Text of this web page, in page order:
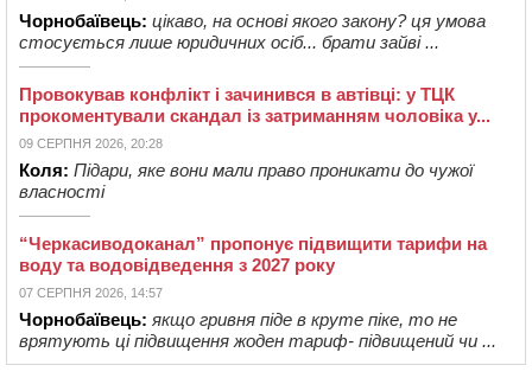
Чорнобаївець: цікаво, на основі якого закону? ця умова
стосується лише юридичних осіб... брати зайві ...
Провокував конфлікт і зачинився в автівці: у ТЦК
прокоментували скандал із затриманням чоловіка у...
09 СЕРПНЯ 2026, 20:28
Коля: Підари, яке вони мали право проникати до чужої
власності
“Черкасиводоканал” пропонує підвищити тарифи на
воду та водовідведення з 2027 року
07 СЕРПНЯ 2026, 14:57
Чорнобаївець: якщо гривня піде в круте піке, то не
врятують ці підвищення жоден тариф- підвищений чи ...